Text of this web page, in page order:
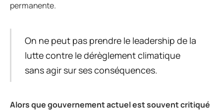
permanente.
On ne peut pas prendre le leadership de la
lutte contre le dérèglement climatique
sans agir sur ses conséquences.
Alors que gouvernement actuel est souvent critiqué